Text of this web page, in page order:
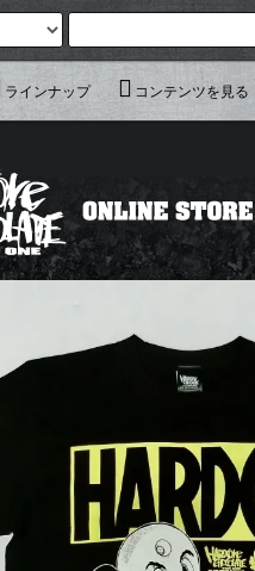
ラインナップ コンテンツを見る